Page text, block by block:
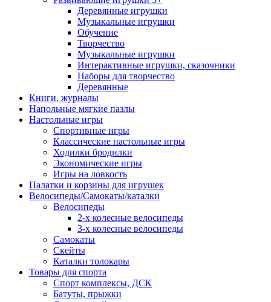
Деревянные игрушки
Музыкальные игрушки
Обучение
Творчество
Музыкальные игрушки
Интерактивные игрушки, сказочники
Наборы для творчество
Деревянные
Книги, журналы
Напольные мягкие пазлы
Настольные игры
Спортивные игры
Классические настольные игры
Ходилки бродилки
Экономические игры
Игры на ловкость
Палатки и корзины для игрушек
Велосипеды/Самокаты/каталки
Велосипеды
2-х колесные велосипеды
3-х колесные велосипеды
Самокаты
Скейты
Каталки толокары
Товары для спорта
Спорт комплексы, ДСК
Батуты, прыжки